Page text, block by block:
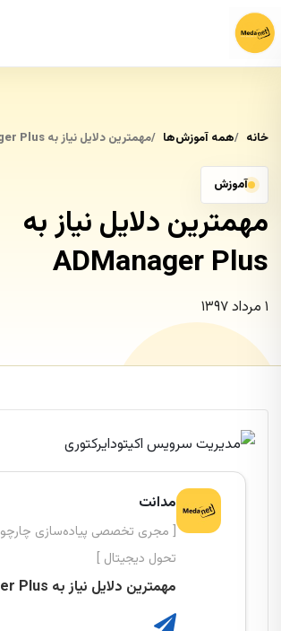
خانه همه آموزش‌ها مهمترین دلایل نیاز به ADManager Plus
آموزش
مهمترین دلایل نیاز به
ADManager Plus
۱ مرداد ۱۳۹۷
مدانت
تحول دیجیتال ]
مهمترین دلایل نیاز به ADManager Plus